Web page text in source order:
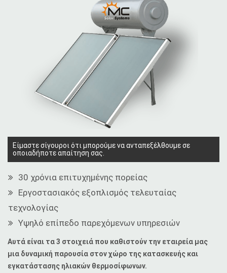
Είμαστε σίγουροι ότι μπορούμε να ανταπεξέλθουμε σε
οποιαδήποτε απαίτηση σας.
30 χρόνια επιτυχημένης πορείας
Εργοστασιακός εξοπλισμός τελευταίας
τεχνολογίας
Υψηλό επίπεδο παρεχόμενων υπηρεσιών
Αυτά είναι τα 3 στοιχειά που καθιστούν την εταιρεία μας
μια δυναμική παρουσία στον χώρο της κατασκευής και
εγκατάστασης ηλιακών θερμοσίφωνων.